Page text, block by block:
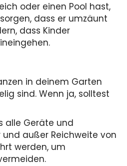
oder einen Pool hast,
dass er umzäunt
dass Kinder
in deinem Garten
sind. Wenn ja, solltest
alle Geräte und
außer Reichweite von
werden, um